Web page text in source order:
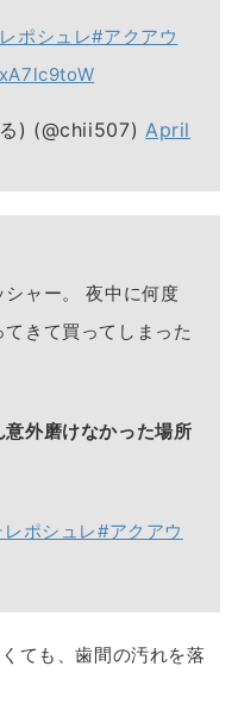
ポシュレ#アクアウ
) (@chii507) April
ャー。 夜中に何度
きて買ってしまった
外磨けなかった場所
ポシュレ#アクアウ
ても、歯間の汚れを落